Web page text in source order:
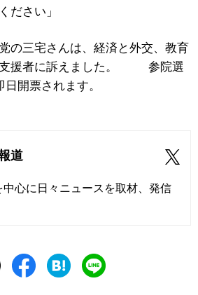
ださい」
の三宅さんは、経済と外交、教育
支援者に訴えました。 参院選
開票されます。
道
中心に日々ニュースを取材、発信